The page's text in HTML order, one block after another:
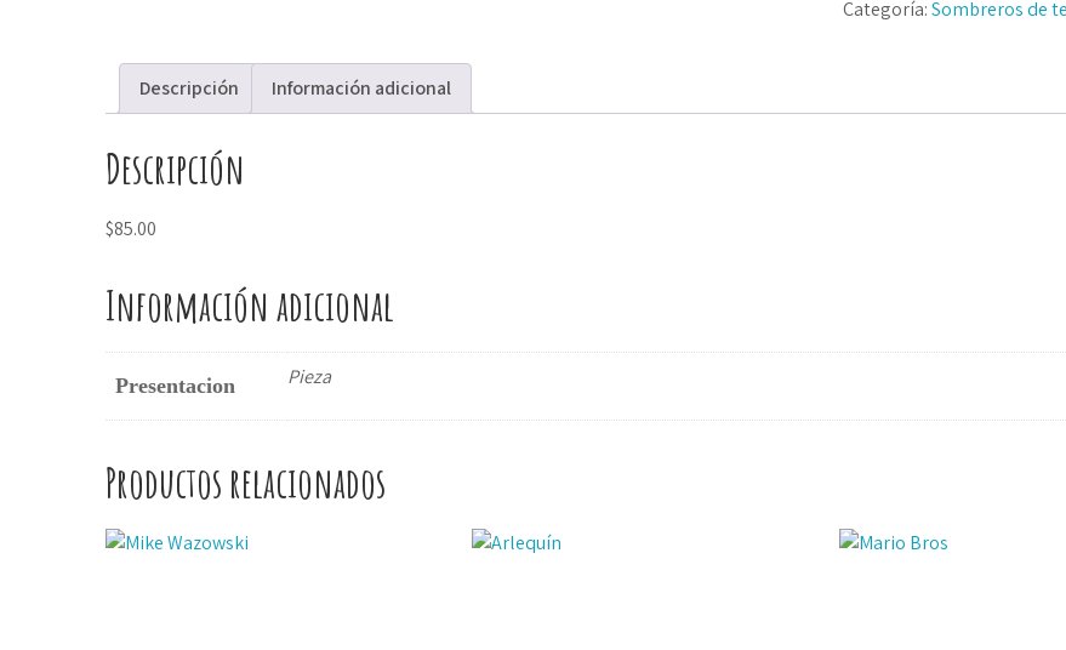
Categoría:Sombreros de
Descripción Información adicional
Descripción
$85.00
Información adicional
Presentacion Pieza
Productos relacionados